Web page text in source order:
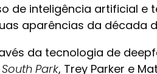
de inteligência artificial
aparências da década
da tecnologia de
South Park, Trey Parker e